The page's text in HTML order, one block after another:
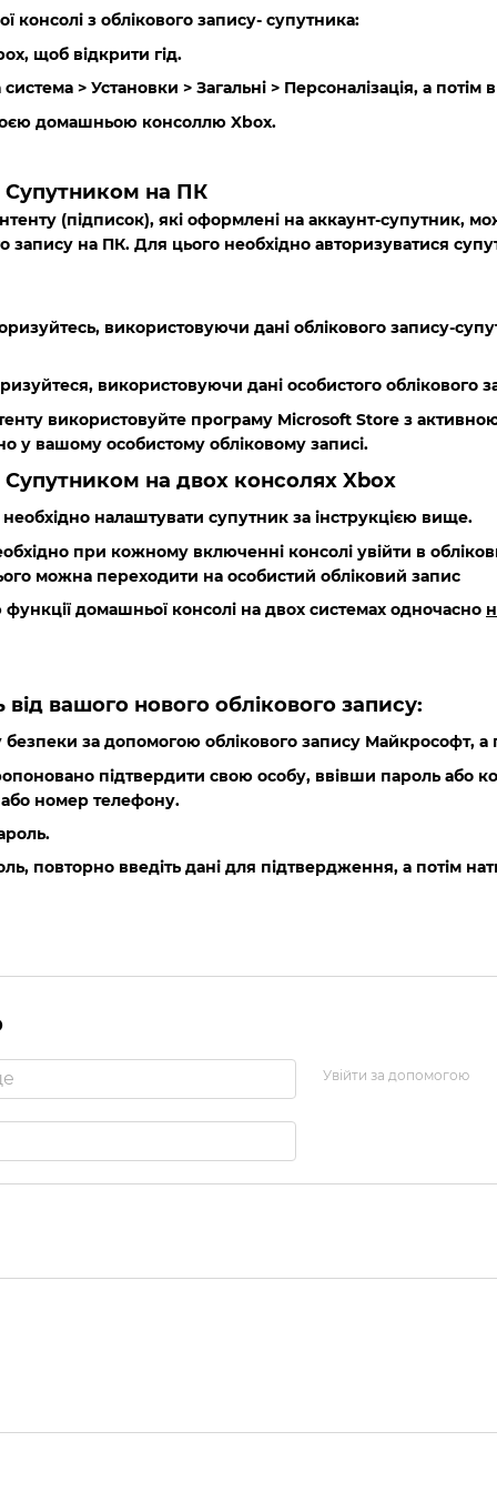
з облікового запису- супутника:
, щоб відкрити гід.
система > Установки > Загальні > Персоналізація, а потім
домашньою консоллю Xbox.
Супутником на ПК
(підписок), які оформлені на аккаунт-супутник,
запису на ПК. Для цього необхідно авторизуватися
використовуючи дані облікового запису-
використовуючи дані особистого облікового
використовуйте програму Microsoft Store з
у вашому особистому обліковому записі.
на двох консолях Xbox
необхідно налаштувати супутник за інструкцією вище.
при кожному включенні консолі увійти в
можна переходити на особистий обліковий запис
домашньої консолі на двох системах одночасно
вашого нового облікового запису:
безпеки за допомогою облікового запису Майкрософт, а
підтвердити свою особу, ввівши пароль або
номер телефону.
повторно введіть дані для підтвердження, а потім
Увійти за допомогою